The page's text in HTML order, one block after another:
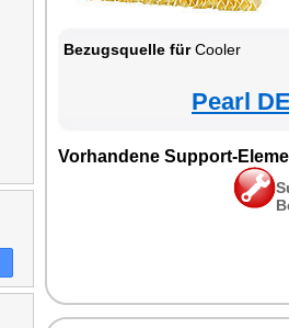
Bezugsquelle fürCooler
Pearl
Vorhandene Support-